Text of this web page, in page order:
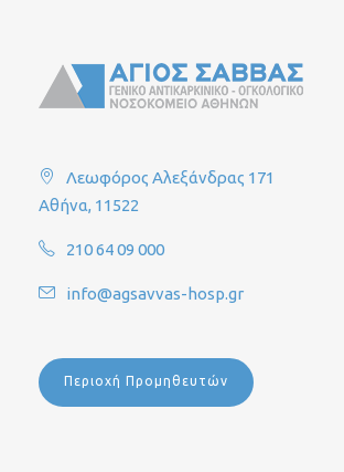
Λεωφόρος Αλεξάνδρας 171
Αθήνα, 11522
210 64 09 000
info@agsavvas-hosp.gr
Περιοχή Προμηθευτών